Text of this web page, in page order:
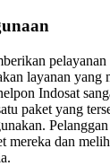
layanan yang
Indosat
paket yang
mereka dan